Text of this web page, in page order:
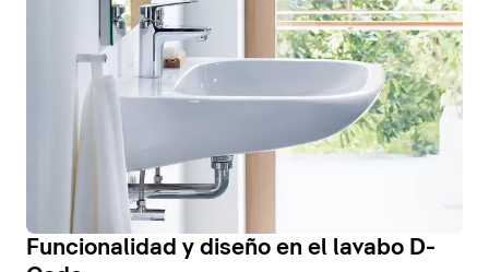
Funcionalidad y diseño en el lavabo D-